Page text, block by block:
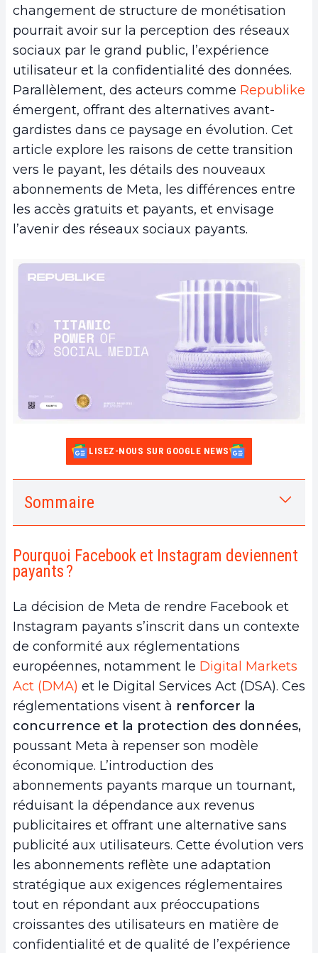
changement de structure de monétisation
pourrait avoir sur la perception des réseaux
sociaux par le grand public, l’expérience
utilisateur et la confidentialité des données.
Parallèlement, des acteurs comme Republike
émergent, offrant des alternatives avant-
gardistes dans ce paysage en évolution. Cet
article explore les raisons de cette transition
vers le payant, les détails des nouveaux
abonnements de Meta, les différences entre
les accès gratuits et payants, et envisage
l’avenir des réseaux sociaux payants.
LISEZ-NOUS SUR GOOGLE NEWS
Sommaire
1. Pourquoi Facebook et Instagram
a.Tarification et options des abonnements
2. Accès gratuit vs payant : Ce qui change
a. Qu’est-ce qui reste gratuit sur Facebook et
Instagram ?
b. Les enjeux de confidentialité et sécurité des
données
3. L’avenir des réseaux sociaux payants
a. Tendances et prévisions pour les réseaux
sociaux
b.Position de Republike.io dans ce nouveau
paysage
c.Accès au capital
4. Conclusion
Pourquoi Facebook et Instagram deviennent
payants ?
La décision de Meta de rendre Facebook et
Instagram payants s’inscrit dans un contexte
de conformité aux réglementations
européennes, notamment le Digital Markets
Act (DMA) et le Digital Services Act (DSA). Ces
réglementations visent à renforcer la
concurrence et la protection des données,
poussant Meta à repenser son modèle
économique. L’introduction des
abonnements payants marque un tournant,
réduisant la dépendance aux revenus
publicitaires et offrant une alternative sans
publicité aux utilisateurs. Cette évolution vers
les abonnements reflète une adaptation
stratégique aux exigences réglementaires
tout en répondant aux préoccupations
croissantes des utilisateurs en matière de
confidentialité et de qualité de l’expérience